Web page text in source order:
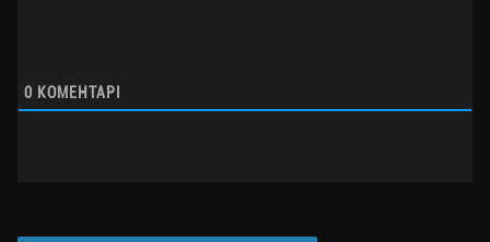
0 КОМЕНТАРІ